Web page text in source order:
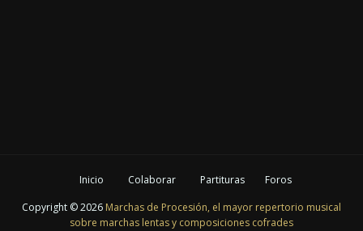
Inicio Colaborar Partituras
Foros
Copyright ©2026 Marchas de Procesión, el mayor repertorio musical
sobre marchas lentas y composiciones cofrades